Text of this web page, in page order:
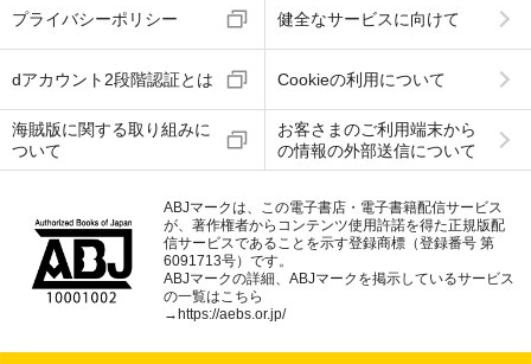
プライバシーポリシー 健全なサービスに向けて
dアカウント2段階認証とは Cookieの利用について
海賊版に関する取り組みに
ついて
お客さまのご利用端末から
の情報の外部送信について
ABJマークは、この電子書店・電子書籍配信サービス
が、著作権者からコンテンツ使用許諾を得た正規版配
信サービスであることを示す登録商標（登録番号 第
6091713号）です。
ABJマークの詳細、ABJマークを掲示しているサービス
の一覧はこちら
→ https://aebs.or.jp/